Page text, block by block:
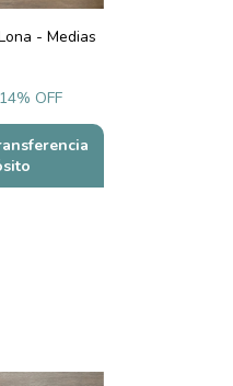
- Medias
14% OFF